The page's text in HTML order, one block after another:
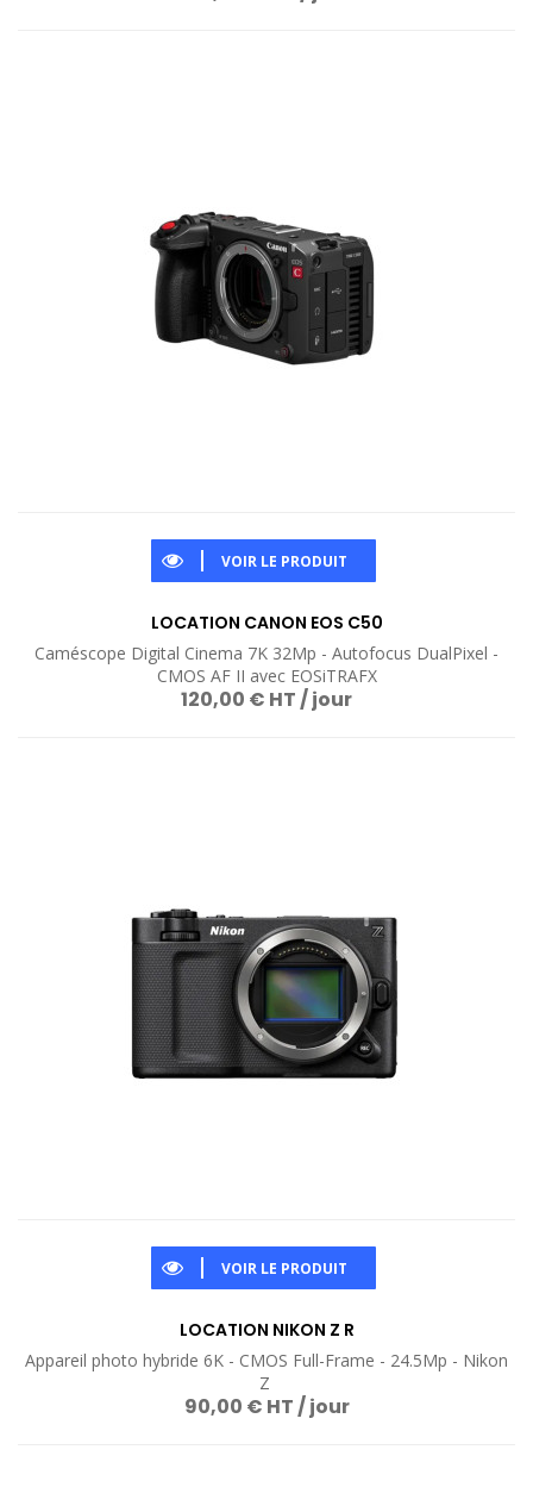
VOIR LE PRODUIT
LOCATION CANON EOS C50
Caméscope Digital Cinema 7K 32Mp - Autofocus DualPixel -
CMOS AF II avec EOSiTRAFX
120,00 € HT / jour
VOIR LE PRODUIT
LOCATION NIKON Z R
Appareil photo hybride 6K - CMOS Full-Frame - 24.5Mp - Nikon
Z
90,00 € HT / jour